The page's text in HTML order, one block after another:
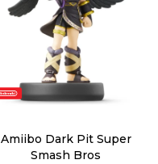
Amiibo Dark Pit Super
Smash Bros